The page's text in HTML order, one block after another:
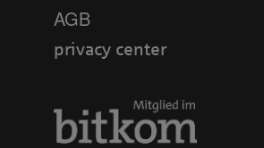
AGB
privacy center